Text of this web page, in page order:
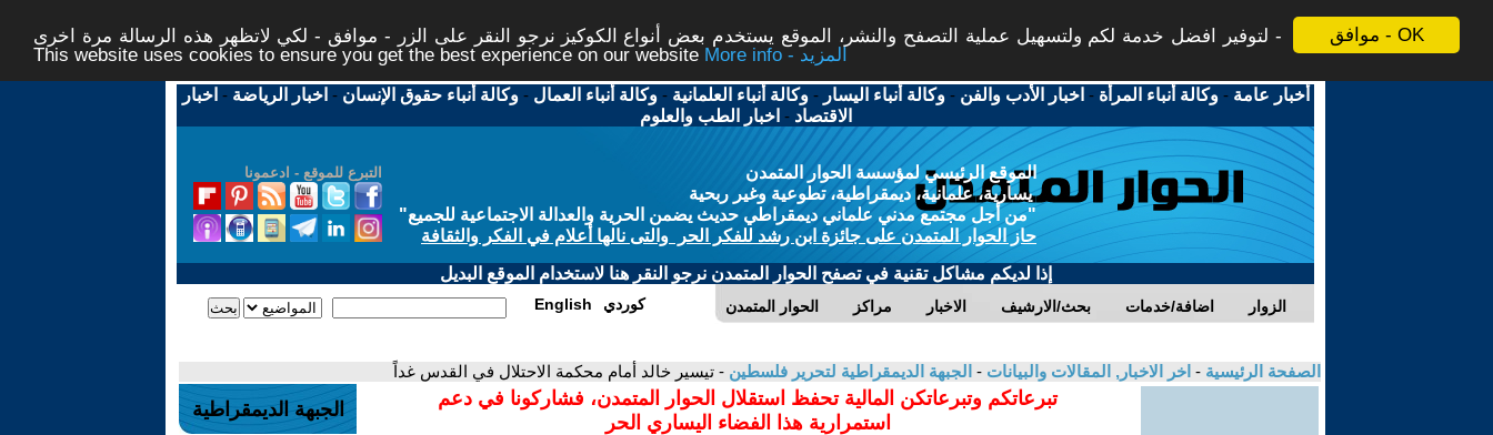
موافق - OK
لتوفير افضل خدمة لكم ولتسهيل عملية التصفح والنشر، الموقع يستخدم بعض أنواع الكوكيز نرجو النقر على الزر - موافق - لكي لاتظهر هذه الرسالة مرة اخرى -
This website uses cookies to ensure you get the best experience on our website
More info - المزيد
أخبار عامة -وكالة أنباء المرأة - اخبار الأدب والفن -وكالة أنباء اليسار -وكالة أنباء العلمانية -وكالة أنباء العمال -وكالة أنباء حقوق الإنسان - اخبار الرياضة - اخبار
الاقتصاد - اخبار الطب والعلوم
التبرع للموقع - ادعمونا
الموقع الرئيسي لمؤسسة الحوار المتمدن
يسارية، علمانية، ديمقراطية، تطوعية وغير ربحية
"من أجل مجتمع مدني علماني ديمقراطي حديث يضمن الحرية والعدالة الاجتماعية للجميع"
حاز الحوار المتمدن على جائزة ابن رشد للفكر الحر والتى نالها أعلام في الفكر والثقافة
إذا لديكم مشاكل تقنية في تصفح الحوار المتمدن نرجو النقر هنا لاستخدام الموقع البديل
الحوار المتمدن مراكز الاخبار بحث/الارشيف اضافة/خدمات الزوار English كوردي
الصفحة الرئيسية - اخر الاخبار, المقالات والبيانات - الجبهة الديمقراطية لتحرير فلسطين - تيسير خالد أمام محكمة الاحتلال في القدس غداً
تبرعاتكم وتبرعاتكن المالية تحفظ استقلال الحوار المتمدن، فشاركونا في دعم
استمرارية هذا الفضاء اليساري الحر
الجبهة الديمقراطية